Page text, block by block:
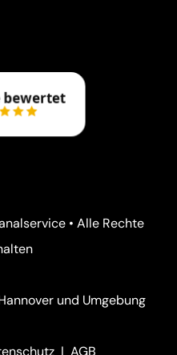
bewertet
• Alle Rechte
und Umgebung
| AGB